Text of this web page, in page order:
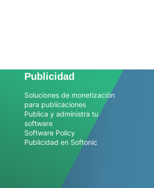
Publicidad
Soluciones de monetización
para publicaciones
Publica y administra tu
software
Software Policy
Publicidad en Softonic